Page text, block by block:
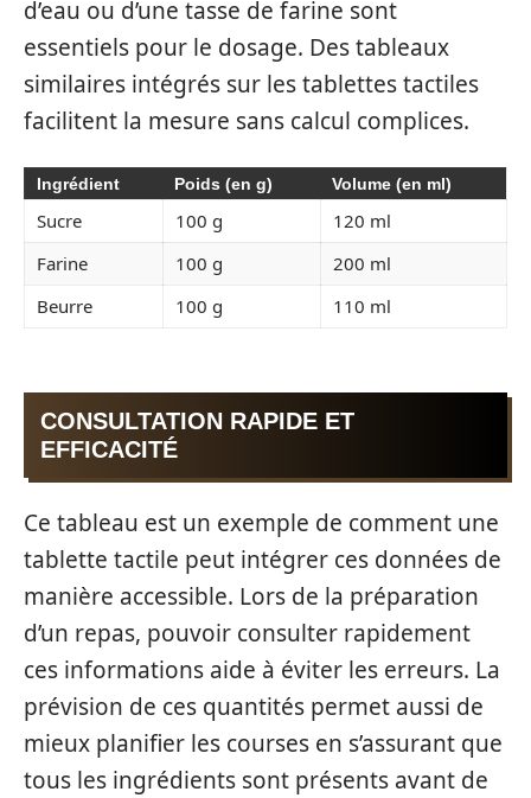
d’eau ou d’une tasse de farine sont
essentiels pour le dosage. Des tableaux
similaires intégrés sur les tablettes tactiles
facilitent la mesure sans calcul complices.
Ingrédient Poids (en g) Volume (en ml)
Sucre 100 g
120 ml
Farine
100 g
200 ml
Beurre
100 g 110 ml
CONSULTATION RAPIDE ET
EFFICACITÉ
Ce tableau est un exemple de comment une
tablette tactile peut intégrer ces données de
manière accessible. Lors de la préparation
d’un repas, pouvoir consulter rapidement
ces informations aide à éviter les erreurs. La
prévision de ces quantités permet aussi de
mieux planifier les courses en s’assurant que
tous les ingrédients sont présents avant de